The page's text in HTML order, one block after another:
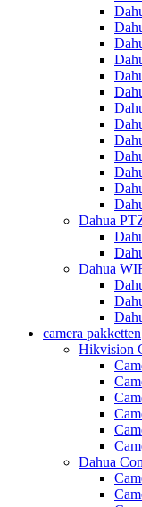
Dahua
Dahua
camera pakketten
Hikvision
Dahua